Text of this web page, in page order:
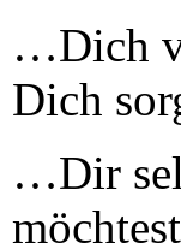
…Dich
Dich
…Dir